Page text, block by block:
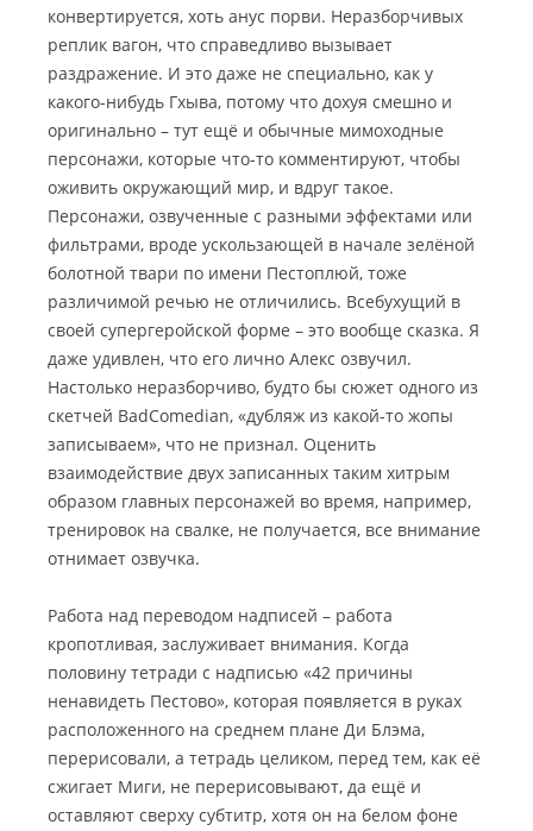
конвертируется, хоть анус порви. Неразборчивых
реплик вагон, что справедливо вызывает
раздражение. И это даже не специально, как у
какого-нибудь Гхыва, потому что дохуя смешно и
оригинально – тут ещё и обычные мимоходные
персонажи, которые что-то комментируют, чтобы
оживить окружающий мир, и вдруг такое.
Персонажи, озвученные с разными эффектами или
фильтрами, вроде ускользающей в начале зелёной
болотной твари по имени Пестоплюй, тоже
различимой речью не отличились. Всебухущий в
своей супергеройской форме – это вообще сказка. Я
даже удивлен, что его лично Алекс озвучил.
Настолько неразборчиво, будто бы сюжет одного из
скетчей BadComedian, «дубляж из какой-то жопы
записываем», что не признал. Оценить
взаимодействие двух записанных таким хитрым
образом главных персонажей во время, например,
тренировок на свалке, не получается, все внимание
отнимает озвучка.
Работа над переводом надписей – работа
кропотливая, заслуживает внимания. Когда
половину тетради с надписью «42 причины
ненавидеть Пестово», которая появляется в руках
расположенного на среднем плане Ди Блэма,
перерисовали, а тетрадь целиком, перед тем, как её
сжигает Миги, не перерисовывают, да ещё и
оставляют сверху субтитр, хотя он на белом фоне